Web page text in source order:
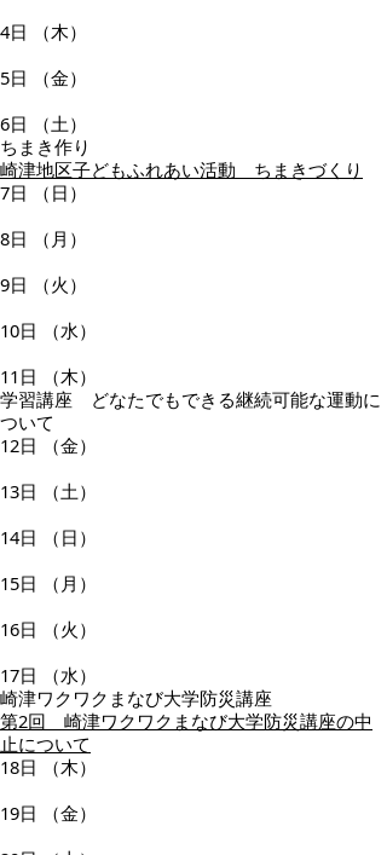
4日
（木）
5日
（金）
6日
（土）
ちまき作り
崎津地区子どもふれあい活動 ちまきづくり
7日
（日）
8日
（月）
9日
（火）
10日
（水）
11日
（木）
学習講座 どなたでもできる継続可能な運動に
ついて
12日
（金）
13日
（土）
14日
（日）
15日
（月）
16日
（火）
17日
（水）
崎津ワクワクまなび大学防災講座
第2回 崎津ワクワクまなび大学防災講座の中
止について
18日
（木）
19日
（金）